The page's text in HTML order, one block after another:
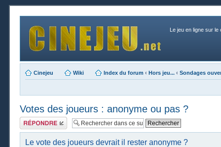
Le jeu en ligne sur le
Cinejeu Wiki Index du forum ‹ Hors jeu... ‹ Sondages
Votes des joueurs : anonyme ou pas ?
Publier une
réponse
Le vote des joueurs devrait il rester anonyme ?